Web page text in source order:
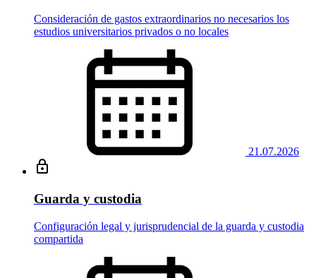
Consideración de gastos extraordinarios no necesarios los
estudios universitarios privados o no locales
21.07.2026
Guarda y custodia
Configuración legal y jurisprudencial de la guarda y custodia
compartida